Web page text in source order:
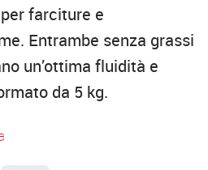
farciture e
Entrambe senza grassi
un’ottima fluidità e
da 5 kg.